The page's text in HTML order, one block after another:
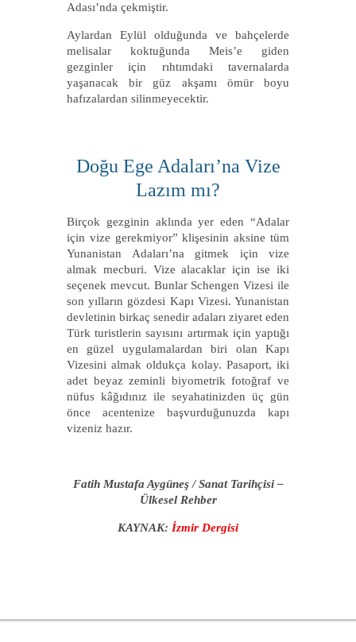
Adası’nda çekmiştir.
Aylardan Eylül olduğunda ve bahçelerde
melisalar koktuğunda Meis’e giden
gezginler için rıhtımdaki tavernalarda
yaşanacak bir güz akşamı ömür boyu
hafızalardan silinmeyecektir.
Doğu Ege Adaları’na Vize
Lazım mı?
Birçok gezginin aklında yer eden “Adalar
için vize gerekmiyor” klişesinin aksine tüm
Yunanistan Adaları’na gitmek için vize
almak mecburi. Vize alacaklar için ise iki
seçenek mevcut. Bunlar Schengen Vizesi ile
son yılların gözdesi Kapı Vizesi. Yunanistan
devletinin birkaç senedir adaları ziyaret eden
Türk turistlerin sayısını artırmak için yaptığı
en güzel uygulamalardan biri olan Kapı
Vizesini almak oldukça kolay. Pasaport, iki
adet beyaz zeminli biyometrik fotoğraf ve
nüfus kâğıdınız ile seyahatinizden üç gün
önce acentenize başvurduğunuzda kapı
vizeniz hazır.
Fatih Mustafa Aygüneş / Sanat Tarihçisi –
Ülkesel Rehber
KAYNAK: İzmir Dergisi